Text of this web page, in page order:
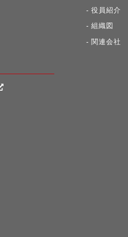
役員紹介
組織図
関連会社